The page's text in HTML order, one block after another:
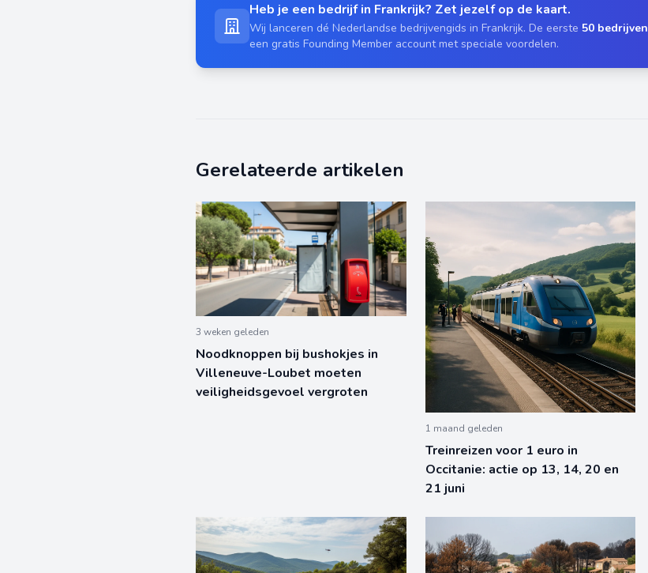
Heb je een bedrijf in Frankrijk? Zet jezelf op de kaart.
Wij lanceren dé Nederlandse bedrijvengids in Frankrijk. De eerste 50 bedrijven
een gratis Founding Member account met speciale voordelen.
Gerelateerde artikelen
3 weken geleden
Noodknoppen bij bushokjes in
Villeneuve-Loubet moeten
veiligheidsgevoel vergroten
1 maand geleden
Treinreizen voor 1 euro in
Occitanie: actie op 13, 14, 20 en
21 juni